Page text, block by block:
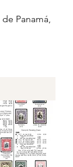
Panamá,